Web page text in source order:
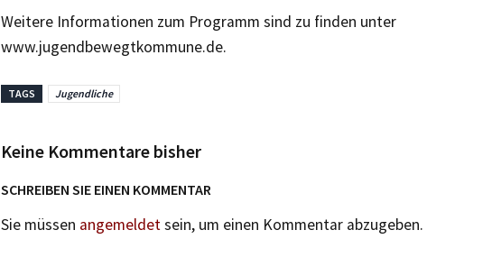
Weitere Informationen zum Programm sind zu finden unter
www.jugendbewegtkommune.de.
TAGS Jugendliche
Keine Kommentare bisher
SCHREIBEN SIE EINEN KOMMENTAR
Sie müssen angemeldetsein, um einen Kommentar abzugeben.